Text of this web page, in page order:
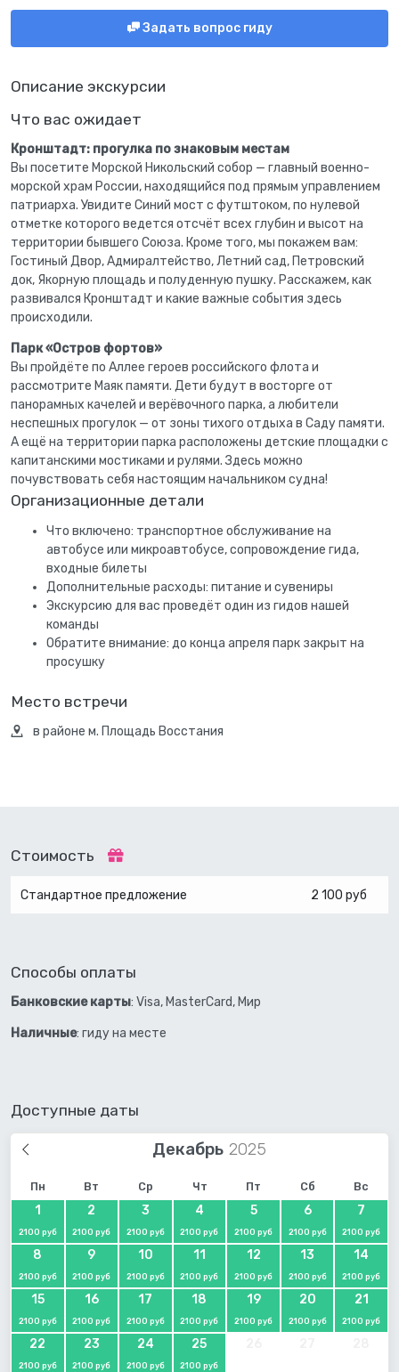
Описание экскурсии
Что вас ожидает
Кронштадт: прогулка по знаковым местам
Вы посетите Морской Никольский собор — главный военно-
морской храм России, находящийся под прямым управлением
патриарха. Увидите Синий мост с футштоком, по нулевой
отметке которого ведется отсчёт всех глубин и высот на
территории бывшего Союза. Кроме того, мы покажем вам:
Гостиный Двор, Адмиралтейство, Летний сад, Петровский
док, Якорную площадь и полуденную пушку. Расскажем, как
развивался Кронштадт и какие важные события здесь
происходили.
Парк «Остров фортов»
Вы пройдёте по Аллее героев российского флота и
рассмотрите Маяк памяти. Дети будут в восторге от
панорамных качелей и верёвочного парка, а любители
неспешных прогулок — от зоны тихого отдыха в Саду памяти.
А ещё на территории парка расположены детские площадки с
капитанскими мостиками и рулями. Здесь можно
почувствовать себя настоящим начальником судна!
Организационные детали
Что включено: транспортное обслуживание на
автобусе или микроавтобусе, сопровождение гида,
входные билеты
Дополнительные расходы: питание и сувениры
Экскурсию для вас проведёт один из гидов нашей
команды
Обратите внимание: до конца апреля парк закрыт на
просушку
Место встречи
в районе м. Площадь Восстания
Задать вопрос гиду
Стоимость
Стандартное предложение 2 100 руб
Способы оплаты
Банковские карты: Visa, MasterCard, Мир
Наличные: гиду на месте
Доступные даты
Декабрь
Пн Вт Ср Чт Пт Сб Вс
1
2100 руб
2
2100 руб
3
2100 руб
4
2100 руб
5
2100 руб
6
2100 руб
7
2100 руб
8
2100 руб
9
2100 руб
10
2100 руб
11
2100 руб
12
2100 руб
13
2100 руб
14
2100 руб
15
2100 руб
16
2100 руб
17
2100 руб
18
2100 руб
19
2100 руб
20
2100 руб
21
2100 руб
22
2100 руб
23
2100 руб
24
2100 руб
25
2100 руб